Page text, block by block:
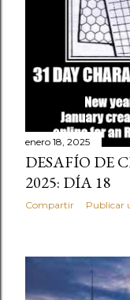
enero 18, 2025
DESAFÍO DE
2025: DÍA 18
Compartir Publicar